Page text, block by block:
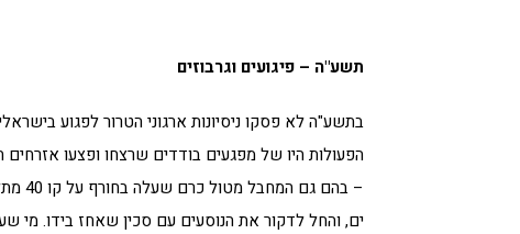
תשע"ה – פיגועים וגרבוזים
בתשע"ה לא פסקו ניסיונות ארגוני הטרור לפגוע
הפעולות היו של מפגעים בודדים שרצחו ופצעו
– בהם גם
ים, והחל לדקור את הנוסעים עם סכין שאחז בידו. מי